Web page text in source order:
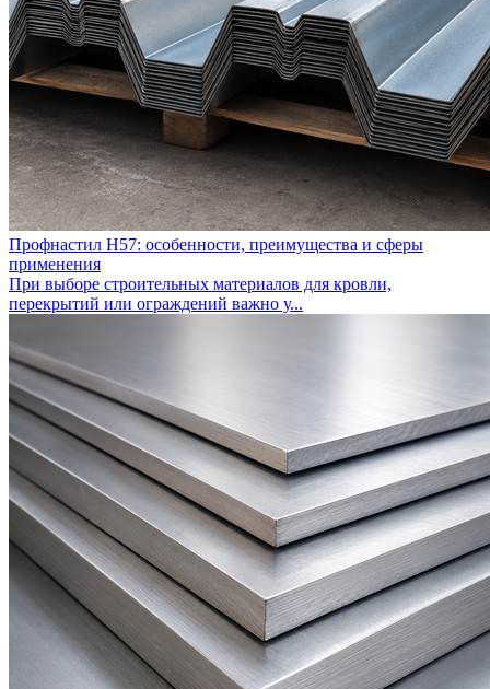
Профнастил Н57: особенности, преимущества и сферы
применения
При выборе строительных материалов для кровли,
перекрытий или ограждений важно у...